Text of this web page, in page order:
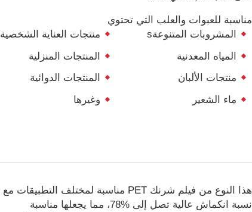
مناسبة للعبوات والعلب التي تحتوي
المشروبات المتنوعةs
المياه المعدنية
منتجات الألبان
ماء الشعير
منتجات العناية الشخصية
المنتجات المنزلية
المنتجات الدوائية
وغيرها
هذا النوع من فيلم شرنك PET مناسبة لمختلف التطبيقات مع
نسبة انكماش عالية تصل إلى 78%، مما يجعلها مناسبة